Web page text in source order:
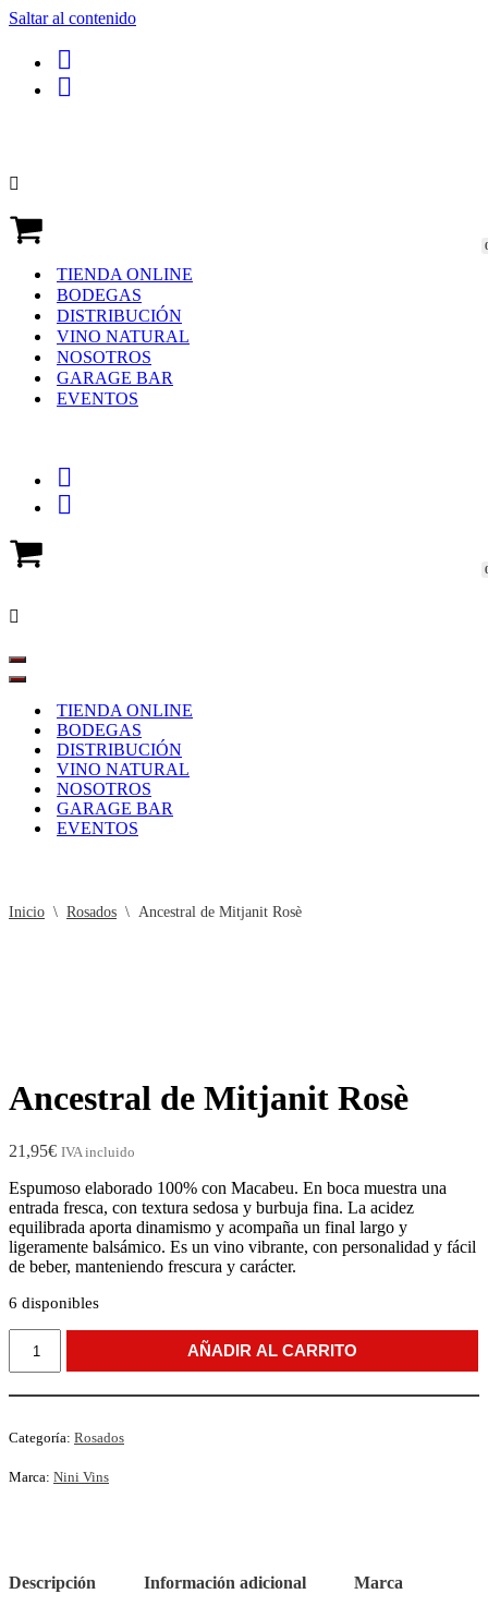
Saltar al contenido
TIENDA ONLINE
BODEGAS
DISTRIBUCIÓN
VINO NATURAL
NOSOTROS
GARAGE BAR
EVENTOS
TIENDA ONLINE
BODEGAS
DISTRIBUCIÓN
VINO NATURAL
NOSOTROS
GARAGE BAR
EVENTOS
Inicio \ Rosados \ Ancestral de Mitjanit Rosè
Ancestral de Mitjanit Rosè
21,95€ IVA incluido
Espumoso elaborado 100% con Macabeu. En boca muestra una
entrada fresca, con textura sedosa y burbuja fina. La acidez
equilibrada aporta dinamismo y acompaña un final largo y
ligeramente balsámico. Es un vino vibrante, con personalidad y fácil
de beber, manteniendo frescura y carácter.
6 disponibles
AÑADIR AL CARRITO
Categoría: Rosados
Marca: Nini Vins
Descripción Información adicional
Marca